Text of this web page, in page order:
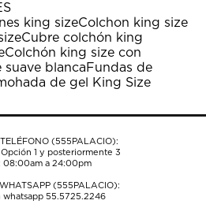
king sizeColchon king size
Cubre colchón king
Colchón king size con
suave blancaFundas de
de gel King Size
(555PALACIO):
1 y posteriormente 3
08:00am a 24:00pm
(555PALACIO):
whatsapp 55.5725.2246